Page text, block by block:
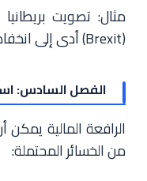
مثال: تصويت
(Brexit) أدى إلى انخفاض حاد في قيمة الجنيه الإسترليني.
الفصل السادس:
الرافعة المالية يمكن
من الخسائر المحتملة: